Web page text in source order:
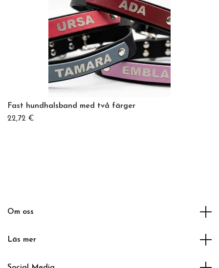
Fast hundhalsband med två färger
22,72 €
Om oss
Läs mer